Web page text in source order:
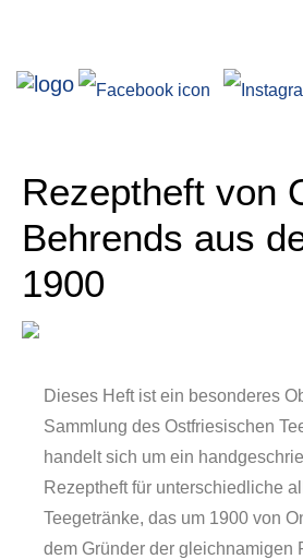
Rezeptheft von
Behrends aus
1900
Dieses Heft ist ein besonderes
Sammlung des Ostfriesischen
handelt sich um ein
Rezeptheft für unterschiedliche
Teegetränke, das um 1900 von
dem Gründer der gleichnamigen